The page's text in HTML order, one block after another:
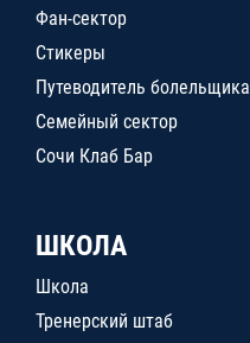
Фан-сектор
Стикеры
Путеводитель болельщика
Семейный сектор
Сочи Клаб Бар
ШКОЛА
Школа
Тренерский штаб